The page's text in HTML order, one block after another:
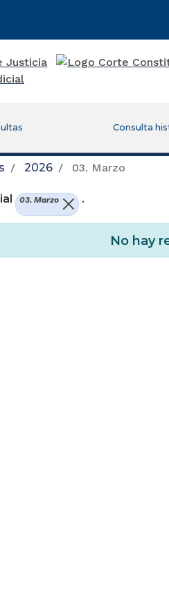
Consulta
2026 03. Marzo
03. Marzo .
No hay